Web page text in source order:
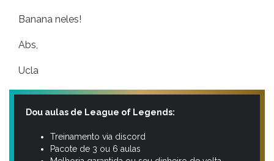
Banana neles!
Abs,
Ucla
Dou aulas de League of Legends:
Treinamento via discord
Pacote de 3 ou 6 aulas